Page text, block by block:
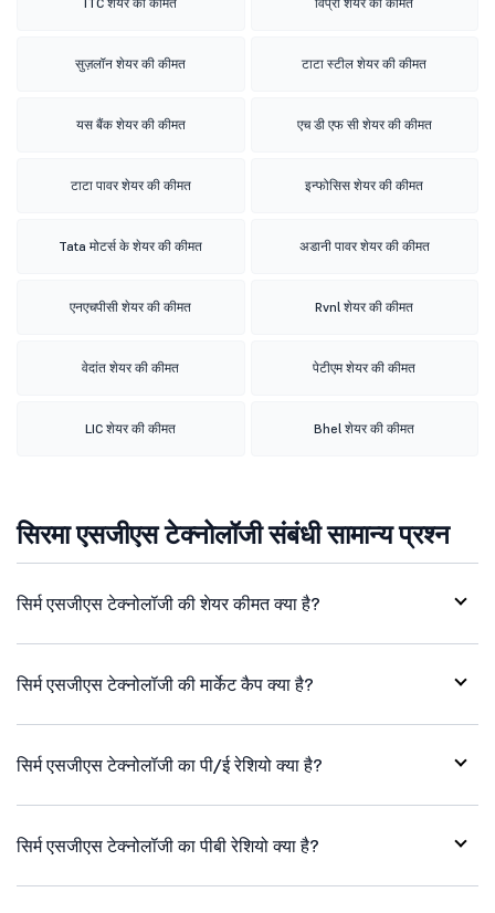
सुज़लॉन शेयर की कीमत टाटा स्टील शेयर की कीमत
यस बैंक शेयर की कीमत एच डी एफ सी शेयर की कीमत
टाटा पावर शेयर की कीमत इन्फोसिस शेयर की कीमत
Tata मोटर्स के शेयर की कीमत अडानी पावर शेयर की कीमत
एनएचपीसी शेयर की कीमत Rvnl शेयर की कीमत
वेदांत शेयर की कीमत पेटीएम शेयर की कीमत
LIC शेयर की कीमत Bhel शेयर की कीमत
सिरमा एसजीएस टेक्नोलॉजी संबंधी सामान्य प्रश्न
सिर्म एसजीएस टेक्नोलॉजी की शेयर कीमत क्या है?
सिर्म एसजीएस टेक्नोलॉजी की मार्केट कैप क्या है?
सिर्म एसजीएस टेक्नोलॉजी का पी/ई रेशियो क्या है?
सिर्म एसजीएस टेक्नोलॉजी का पीबी रेशियो क्या है?